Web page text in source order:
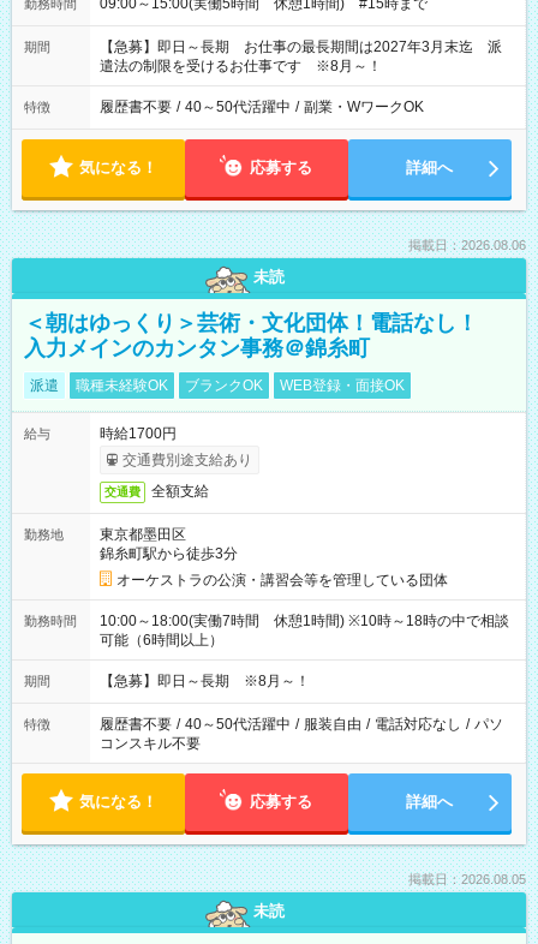
勤務時間 09:00～15:00(実働5時間 休憩1時間) #15時まで
期間
【急募】即日～長期 お仕事の最長期間は2027年3月末迄 派
遣法の制限を受けるお仕事です ※8月～！
特徴 履歴書不要 / 40～50代活躍中 / 副業・WワークOK
気になる！ 応募する 詳細へ
掲載日：2026.08.06
未読
＜朝はゆっくり＞芸術・文化団体！電話なし！
入力メインのカンタン事務＠錦糸町
派遣 職種未経験OK ブランクOK WEB登録・面接OK
給与
時給1700円
交通費別途支給あり
交通費 全額支給
勤務地
東京都墨田区
錦糸町駅から徒歩3分
オーケストラの公演・講習会等を管理している団体
勤務時間
10:00～18:00(実働7時間 休憩1時間) ※10時～18時の中で相談
可能（6時間以上）
期間 【急募】即日～長期 ※8月～！
特徴 履歴書不要 / 40～50代活躍中 / 服装自由 / 電話対応なし / パソ
コンスキル不要
気になる！ 応募する 詳細へ
掲載日：2026.08.05
未読